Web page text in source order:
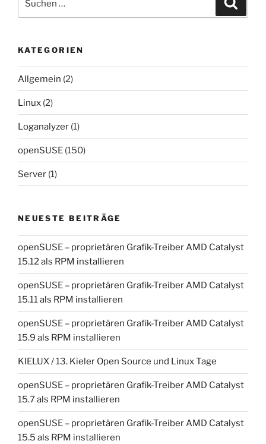
nach:
KATEGORIEN
Allgemein (2)
Linux (2)
Loganalyzer (1)
openSUSE (150)
Server (1)
NEUESTE BEITRÄGE
openSUSE – proprietären Grafik-Treiber AMD Catalyst
15.12 als RPM installieren
openSUSE – proprietären Grafik-Treiber AMD Catalyst
15.11 als RPM installieren
openSUSE – proprietären Grafik-Treiber AMD Catalyst
15.9 als RPM installieren
KIELUX / 13. Kieler Open Source und Linux Tage
openSUSE – proprietären Grafik-Treiber AMD Catalyst
15.7 als RPM installieren
openSUSE – proprietären Grafik-Treiber AMD Catalyst
15.5 als RPM installieren